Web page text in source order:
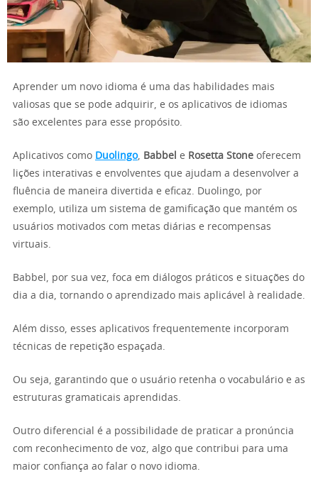
Aprender um novo idioma é uma das habilidades mais
valiosas que se pode adquirir, e os aplicativos de idiomas
são excelentes para esse propósito.
Aplicativos como Duolingo, Babbel e Rosetta Stone oferecem
lições interativas e envolventes que ajudam a desenvolver a
fluência de maneira divertida e eficaz. Duolingo, por
exemplo, utiliza um sistema de gamificação que mantém os
usuários motivados com metas diárias e recompensas
virtuais.
Babbel, por sua vez, foca em diálogos práticos e situações do
dia a dia, tornando o aprendizado mais aplicável à realidade.
Além disso, esses aplicativos frequentemente incorporam
técnicas de repetição espaçada.
Ou seja, garantindo que o usuário retenha o vocabulário e as
estruturas gramaticais aprendidas.
Outro diferencial é a possibilidade de praticar a pronúncia
com reconhecimento de voz, algo que contribui para uma
maior confiança ao falar o novo idioma.